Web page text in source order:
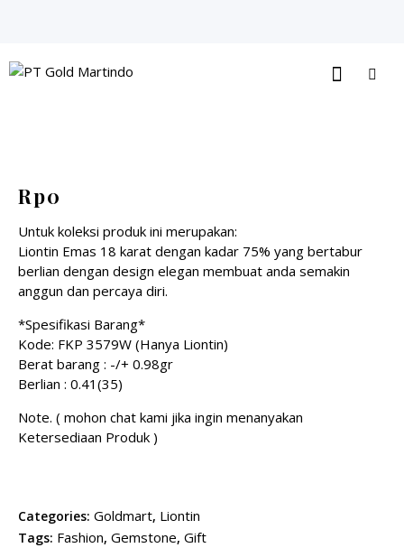
Rp0
Untuk koleksi produk ini merupakan:
Liontin Emas 18 karat dengan kadar 75% yang bertabur
berlian dengan design elegan membuat anda semakin
anggun dan percaya diri.
*Spesifikasi Barang*
Kode: FKP 3579W (Hanya Liontin)
Berat barang : -/+ 0.98gr
Berlian : 0.41(35)
Note. ( mohon chat kami jika ingin menanyakan
Ketersediaan Produk )
Categories: Goldmart, Liontin
Tags: Fashion, Gemstone, Gift